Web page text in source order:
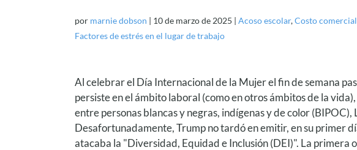
por marnie dobson | 10 de marzo de 2025 | Acoso escolar,Costo comercial
Factores de estrés en el lugar de trabajo
Al celebrar el Día Internacional de la Mujer el fin de semana
persiste en el ámbito laboral (como en otros ámbitos de la
entre personas blancas y negras, indígenas y de color
Desafortunadamente, Trump no tardó en emitir, en su primer
atacaba la "Diversidad, Equidad e Inclusión (DEI)". La primera